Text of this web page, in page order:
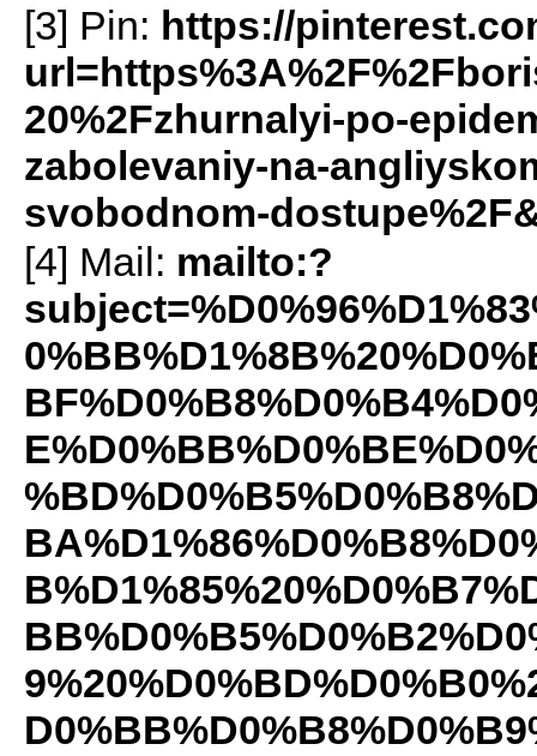
[3] Pin: https://
20%2Fzhurnalyi-po-
zabolevaniy-na-
svobodnom-
[4] Mail: mailto:?